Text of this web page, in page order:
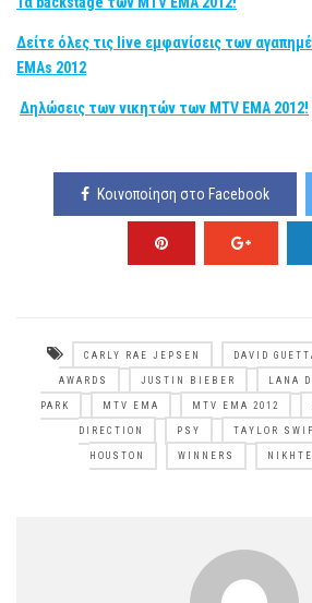
Δείτε όλες τις live εμφανίσεις των
EMAs 2012
Δηλώσεις των νικητών των MTV EMA 2012!
Κοινοποίηση στο Facebook
CARLY RAE JEPSEN DAVID
AWARDS JUSTIN BIEBER LANA
PARK MTV EMA MTV EMA 2012
DIRECTION PSY TAYLOR
HOUSTON WINNERS